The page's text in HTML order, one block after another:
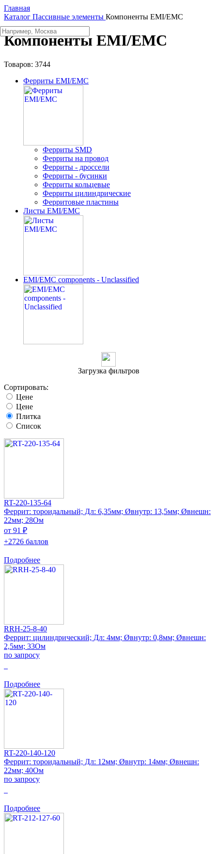
Главная
Каталог Пассивные элементы Компоненты EMI/EMC
Компоненты EMI/EMC
Товаров: 3744
Ферриты EMI/EMC
Ферриты SMD
Ферриты на провод
Ферриты - дроссели
Ферриты - бусинки
Ферриты кольцевые
Ферриты цилиндрические
Ферритовые пластины
Листы EMI/EMC
EMI/EMC components - Unclassified
Загрузка фильтров
Сортировать:
Цене
Цене
Плитка
Список
RT-220-135-64
Феррит: тороидальный; Дл: 6,35мм; Øвнутр: 13,5мм; Øвнешн:
22мм; 28Ом
от 91 ₽
+2726 баллов
Подробнее
RRH-25-8-40
Феррит: цилиндрический; Дл: 4мм; Øвнутр: 0,8мм; Øвнешн:
2,5мм; 33Ом
по запросу
Подробнее
RT-220-140-120
Феррит: тороидальный; Дл: 12мм; Øвнутр: 14мм; Øвнешн:
22мм; 40Ом
по запросу
Подробнее